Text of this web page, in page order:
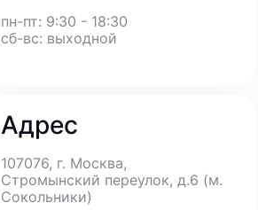
пн-пт: 9:30 - 18:30
сб-вс: выходной
Адрес
107076, г. Москва,
Стромынский переулок, д.6 (м.
Сокольники)